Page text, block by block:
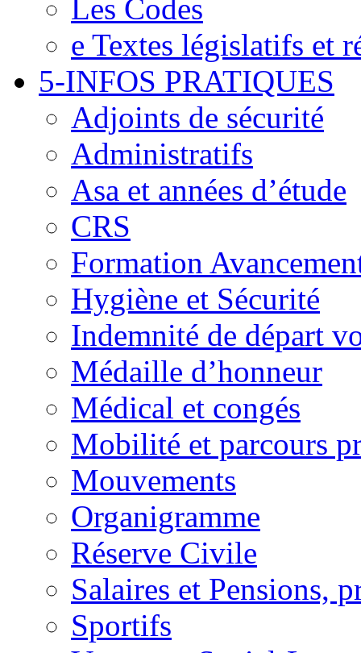
Les Codes
e Textes législatifs et
5-INFOS PRATIQUES
Adjoints de sécurité
Administratifs
Asa et années d’étude
CRS
Formation
Hygiène et Sécurité
Indemnité de départ
Médaille d’honneur
Médical et congés
Mobilité et parcours
Mouvements
Organigramme
Réserve Civile
Salaires et Pensions,
Sportifs